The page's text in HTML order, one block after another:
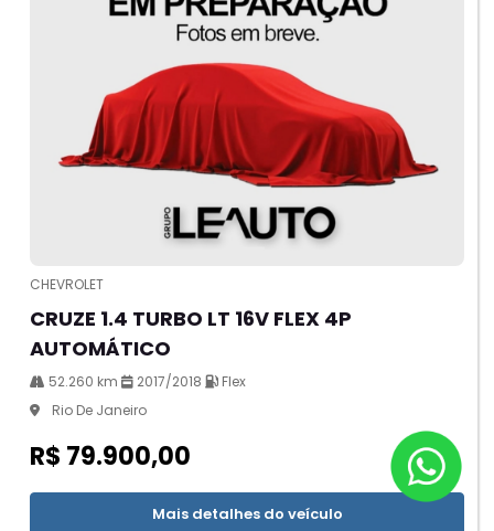
CHEVROLET
CRUZE 1.4 TURBO LT 16V FLEX 4P
AUTOMÁTICO
52.260 km 2017/2018
Flex
Rio De Janeiro
R$ 79.900,00
Mais detalhes do veículo